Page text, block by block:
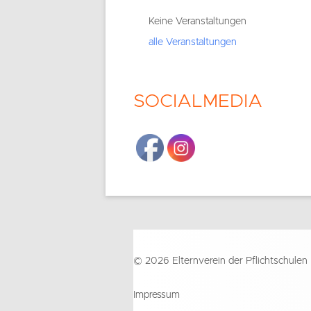
Seitenleiste
Keine Veranstaltungen
alle Veranstaltungen
SOCIALMEDIA
Inhalt
© 2026 Elternverein der Pflichtschulen
Impressum